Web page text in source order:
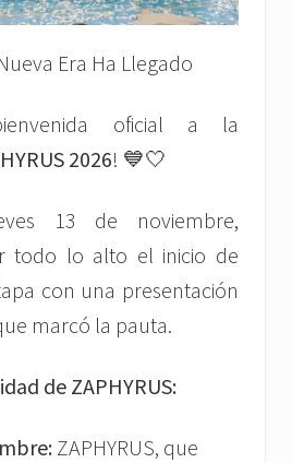
Era Ha Llegado
oficial a la
2026! 💙🤍
13 de noviembre,
todo lo alto el inicio de
con una presentación
marcó la pauta.
de ZAPHYRUS:
ZAPHYRUS, que